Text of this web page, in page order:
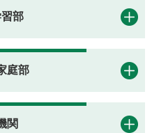
部
庭部
関